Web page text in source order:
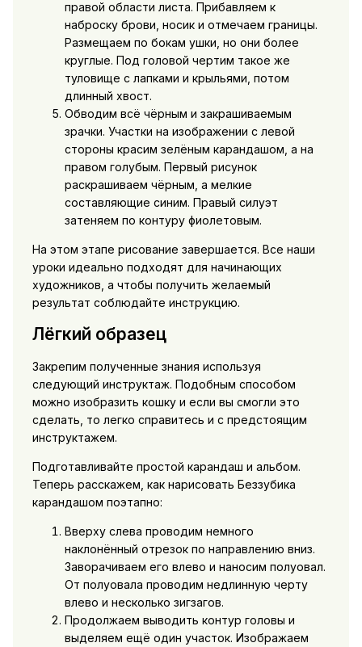
правой области листа. Прибавляем к
наброску брови, носик и отмечаем границы.
Размещаем по бокам ушки, но они более
круглые. Под головой чертим такое же
туловище с лапками и крыльями, потом
длинный хвост.
Обводим всё чёрным и закрашиваемым
зрачки. Участки на изображении с левой
стороны красим зелёным карандашом, а на
правом голубым. Первый рисунок
раскрашиваем чёрным, а мелкие
составляющие синим. Правый силуэт
затеняем по контуру фиолетовым.
На этом этапе рисование завершается. Все наши
уроки идеально подходят для начинающих
художников, а чтобы получить желаемый
результат соблюдайте инструкцию.
Лёгкий образец
Закрепим полученные знания используя
следующий инструктаж. Подобным способом
можно изобразить кошку и если вы смогли это
сделать, то легко справитесь и с предстоящим
инструктажем.
Подготавливайте простой карандаш и альбом.
Теперь расскажем, как нарисовать Беззубика
карандашом поэтапно:
Вверху слева проводим немного
наклонённый отрезок по направлению вниз.
Заворачиваем его влево и наносим полуовал.
От полуовала проводим недлинную черту
влево и несколько зигзагов.
Продолжаем выводить контур головы и
выделяем ещё один участок. Изображаем